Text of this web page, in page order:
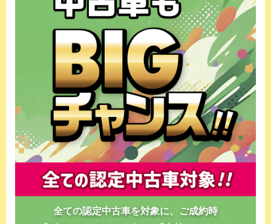
全ての認定中古車を対象に、ご成約時